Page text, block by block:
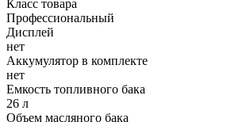
Класс товара
Профессиональный
Дисплей
нет
Аккумулятор в комплекте
нет
Емкость топливного бака
26 л
Объем масляного бака